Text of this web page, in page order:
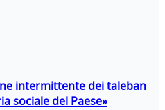
intermittente dei taleban
sociale del Paese»